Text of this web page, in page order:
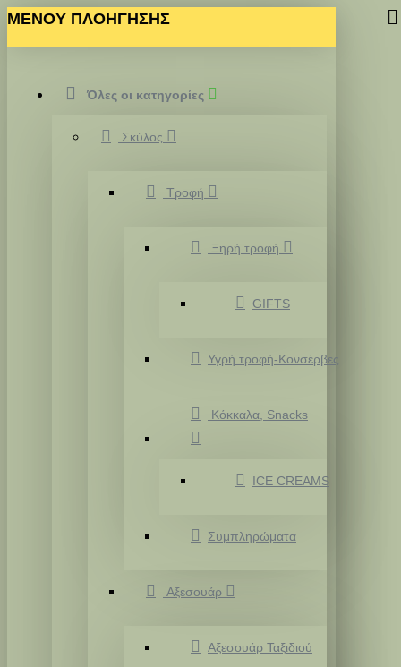
MENOY ΠΛΟΗΓΗΣΗΣ
Όλες οι κατηγορίες
Σκύλος
Τροφή
Ξηρή τροφή
GIFTS
Υγρή τροφή-Κονσέρβες
Κόκκαλα, Snacks
ICE CREAMS
Συμπληρώματα
Αξεσουάρ
Αξεσουάρ Ταξιδιού